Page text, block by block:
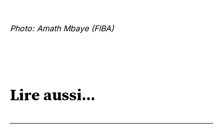
Photo: Amath Mbaye (FIBA)
Lire aussi...